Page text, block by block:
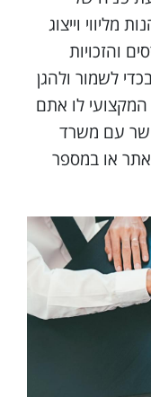
מליווי וייצוג
והזכויות
לשמור ולהגן
לו אתם
קשר עם משרד
או במספר